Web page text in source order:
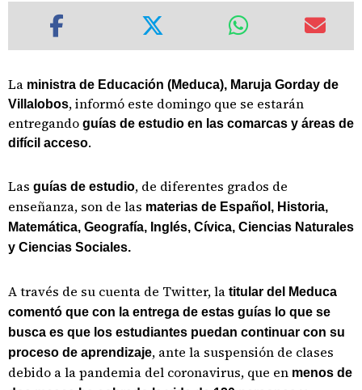
La ministra de Educación (Meduca), Maruja Gorday de
Villalobos, informó este domingo que se estarán
entregando guías de estudio en las comarcas y áreas de
difícil acceso.
Las guías de estudio, de diferentes grados de
enseñanza, son de las materias de Español, Historia,
Matemática, Geografía, Inglés, Cívica, Ciencias Naturales
y Ciencias Sociales.
A través de su cuenta de Twitter, la titular del Meduca
comentó que con la entrega de estas guías lo que se
busca es que los estudiantes puedan continuar con su
proceso de aprendizaje, ante la suspensión de clases
debido a la pandemia del coronavirus, que en menos de